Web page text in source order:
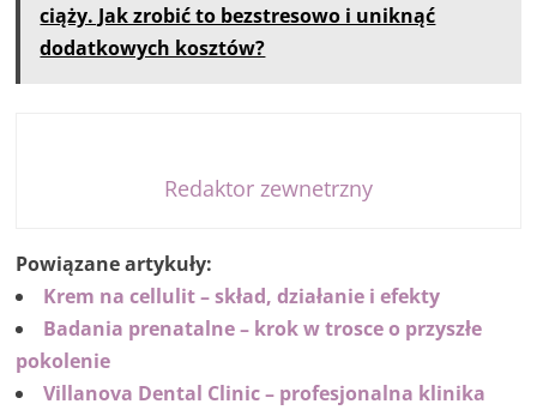
ciąży. Jak zrobić to bezstresowo i uniknąć
dodatkowych kosztów?
Redaktor zewnetrzny
Powiązane artykuły:
Krem na cellulit – skład, działanie i efekty
Badania prenatalne – krok w trosce o przyszłe
pokolenie
Villanova Dental Clinic – profesjonalna klinika